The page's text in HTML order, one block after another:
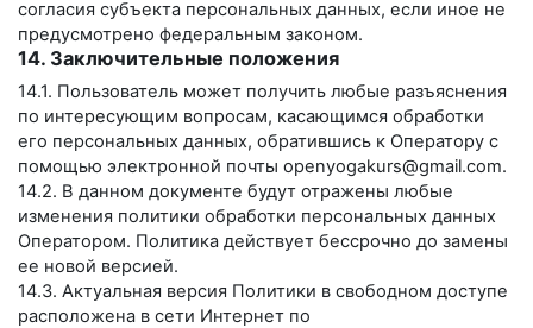
согласия субъекта персональных данных, если иное не
предусмотрено федеральным законом.
14. Заключительные положения
14.1. Пользователь может получить любые разъяснения
по интересующим вопросам, касающимся обработки
его персональных данных, обратившись к Оператору с
помощью электронной почты openyogakurs@gmail.com.
14.2. В данном документе будут отражены любые
изменения политики обработки персональных данных
Оператором. Политика действует бессрочно до замены
ее новой версией.
14.3. Актуальная версия Политики в свободном доступе
расположена в сети Интернет по